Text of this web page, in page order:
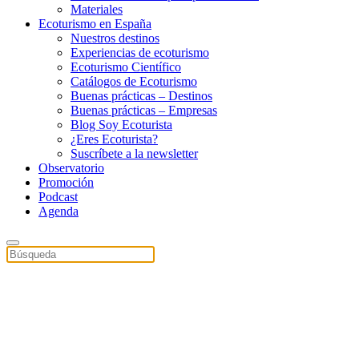
Materiales
Ecoturismo en España
Nuestros destinos
Experiencias de ecoturismo
Ecoturismo Científico
Catálogos de Ecoturismo
Buenas prácticas – Destinos
Buenas prácticas – Empresas
Blog Soy Ecoturista
¿Eres Ecoturista?
Suscríbete a la newsletter
Observatorio
Promoción
Podcast
Agenda